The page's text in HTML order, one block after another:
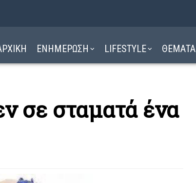
ΕΝΗΜΕΡΩΣΗ LIFESTYLE ΘΕΜΑΤΑ
σε σταματά ένα